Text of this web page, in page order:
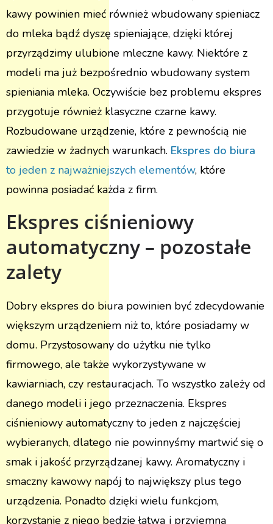
kawy powinien mieć również wbudowany spieniacz
do mleka bądź dyszę spieniające, dzięki której
przyrządzimy ulubione mleczne kawy. Niektóre z
modeli ma już bezpośrednio wbudowany system
spieniania mleka. Oczywiście bez problemu ekspres
przygotuje również klasyczne czarne kawy.
Rozbudowane urządzenie, które z pewnością nie
zawiedzie w żadnych warunkach. Ekspres do biura
to jeden z najważniejszych elementów, które
powinna posiadać każda z firm.
Ekspres ciśnieniowy
automatyczny – pozostałe
zalety
Dobry ekspres do biura powinien być zdecydowanie
większym urządzeniem niż to, które posiadamy w
domu. Przystosowany do użytku nie tylko
firmowego, ale także wykorzystywane w
kawiarniach, czy restauracjach. To wszystko zależy od
danego modeli i jego przeznaczenia. Ekspres
ciśnieniowy automatyczny to jeden z najczęściej
wybieranych, dlatego nie powinnyśmy martwić się o
smak i jakość przyrządzanej kawy. Aromatyczny i
smaczny kawowy napój to największy plus tego
urządzenia. Ponadto dzięki wielu funkcjom,
korzystanie z niego będzie łatwą i przyjemną